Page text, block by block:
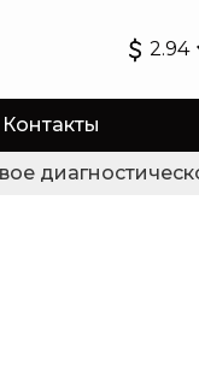
2.94
Контакты